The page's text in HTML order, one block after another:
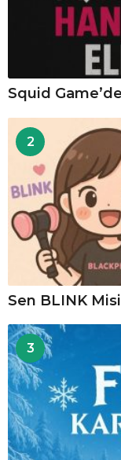
Squid
2
Sen BLINK
3